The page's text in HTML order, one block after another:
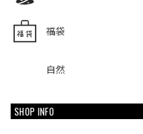
福袋
自然
SHOP INFO